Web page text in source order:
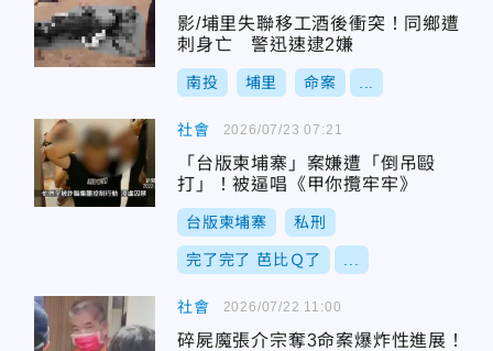
影/埔里失聯移工酒後衝突！同鄉遭
刺身亡 警迅速逮2嫌
南投 埔里 命案
社會
「台版柬埔寨」案嫌遭「倒吊毆
打」！被逼唱《甲你攬牢牢》
台版柬埔寨 私刑
完了完了 芭比Ｑ了
2026/07/23 07:21
社會
碎屍魔張介宗奪3命案爆炸性進展！
2026/07/22 11:00